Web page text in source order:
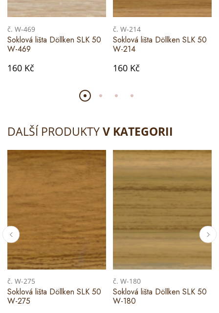
č. W-469
Soklová lišta Döllken SLK 50
W-469
160 Kč
č. W-214
Soklová lišta Döllken SLK 50
W-214
160 Kč
DALŠÍ PRODUKTYV KATEGORII
č. W-275
Soklová lišta Döllken SLK 50
W-275
č. W-180
Soklová lišta Döllken SLK 50
W-180